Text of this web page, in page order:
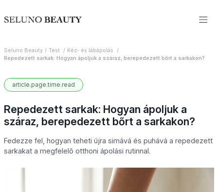
Seluno Beauty Test
Kéz- és lábápolás
Repedezett sarkak: Hogyan ápoljuk a száraz, berepedezett bőrt a sarkakon?
article.page.time.read
Repedezett sarkak: Hogyan ápoljuk a
száraz, berepedezett bőrt a sarkakon?
Fedezze fel, hogyan teheti újra simává és puhává a repedezett
sarkakat a megfelelő otthoni ápolási rutinnal.